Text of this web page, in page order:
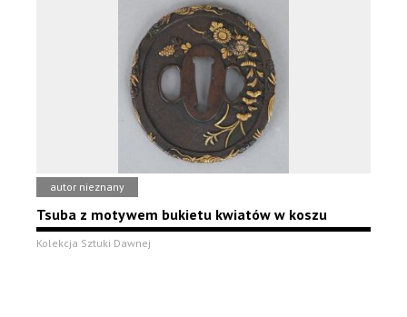
autor nieznany
Tsuba z motywem bukietu kwiatów w koszu
Kolekcja Sztuki Dawnej